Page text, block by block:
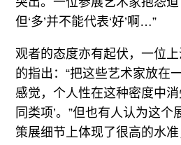
但‘多’并不能代表‘好’啊…”
观者的态度亦有起伏，一位
的指出：“把这些艺术家放在
感觉，个人性在这种密度中
同类项’。”但也有人认为这
策展细节上体现了很高的水